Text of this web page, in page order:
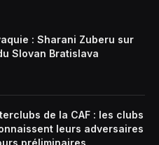
: Sharani Zuberu sur
Slovan Bratislava
de la CAF : les clubs
leurs adversaires